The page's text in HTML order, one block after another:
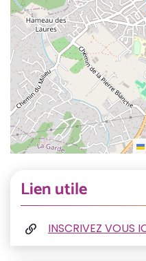
Informations
Lien utile
INSCRIVEZ VOUS